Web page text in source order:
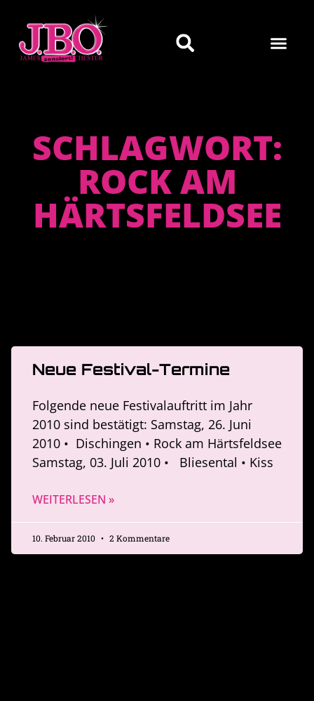
SCHLAGWORT:
ROCK AM
HÄRTSFELDSEE
Neue Festival-Termine
Folgende neue Festivalauftritt im Jahr
2010 sind bestätigt: Samstag, 26. Juni
2010 • Dischingen • Rock am Härtsfeldsee
Samstag, 03. Juli 2010 • Bliesental • Kiss
WEITERLESEN »
10. Februar 2010 2 Kommentare